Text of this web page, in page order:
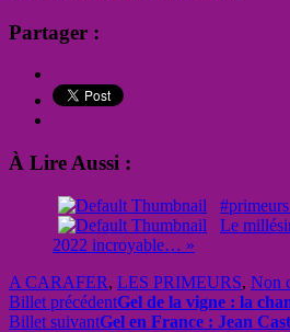
Partager :
À Lire Aussi :
Le
2022 incroyable… »
A CARAFER, LES PRIMEURS, Non
Billet précédentGel de la vigne : la
Billet suivantGel en France : Jean